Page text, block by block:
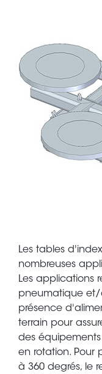
Les tables
nombreuses
Les applications
pneumatique et/
présence
terrain pour
des
en rotation. Pour
à 360 degrés, le